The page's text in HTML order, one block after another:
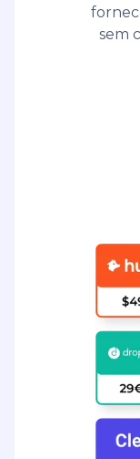
sem